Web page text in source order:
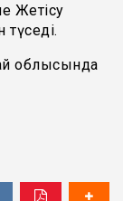
Жетісу
облысында